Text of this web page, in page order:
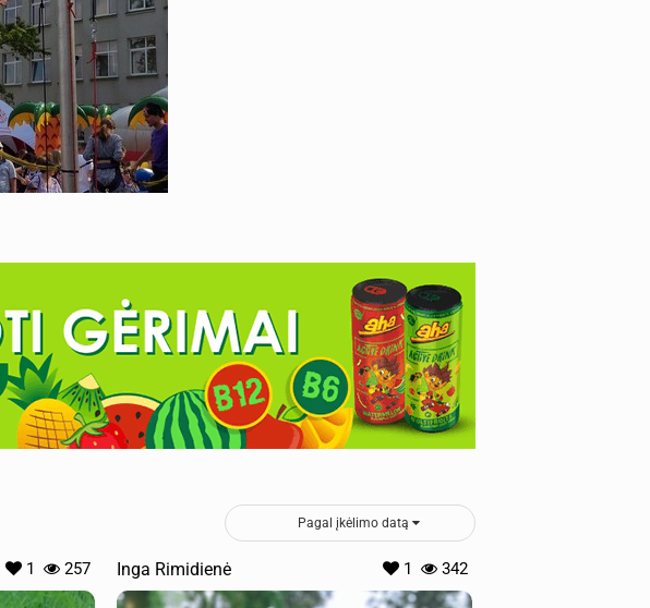
Pagal įkėlimo datą
1 257 Inga Rimidienė 1 342